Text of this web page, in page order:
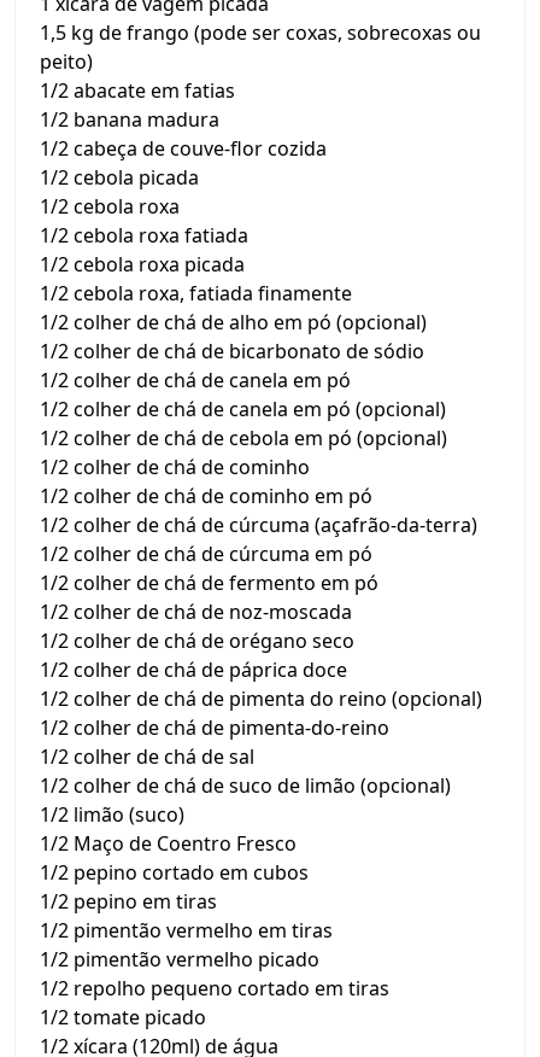
1,5 kg de frango (pode ser coxas, sobrecoxas ou
peito)
1/2 abacate em fatias
1/2 banana madura
1/2 cabeça de couve-flor cozida
1/2 cebola picada
1/2 cebola roxa
1/2 cebola roxa fatiada
1/2 cebola roxa picada
1/2 cebola roxa, fatiada finamente
1/2 colher de chá de alho em pó (opcional)
1/2 colher de chá de bicarbonato de sódio
1/2 colher de chá de canela em pó
1/2 colher de chá de canela em pó (opcional)
1/2 colher de chá de cebola em pó (opcional)
1/2 colher de chá de cominho
1/2 colher de chá de cominho em pó
1/2 colher de chá de cúrcuma (açafrão-da-terra)
1/2 colher de chá de cúrcuma em pó
1/2 colher de chá de fermento em pó
1/2 colher de chá de noz-moscada
1/2 colher de chá de orégano seco
1/2 colher de chá de páprica doce
1/2 colher de chá de pimenta do reino (opcional)
1/2 colher de chá de pimenta-do-reino
1/2 colher de chá de sal
1/2 colher de chá de suco de limão (opcional)
1/2 limão (suco)
1/2 Maço de Coentro Fresco
1/2 pepino cortado em cubos
1/2 pepino em tiras
1/2 pimentão vermelho em tiras
1/2 pimentão vermelho picado
1/2 repolho pequeno cortado em tiras
1/2 tomate picado
1/2 xícara (120ml) de água